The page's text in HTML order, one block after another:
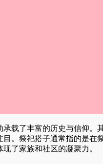
载了丰富的历史与信仰。
。祭祀搭子通常指的是在
了家族和社区的凝聚力。